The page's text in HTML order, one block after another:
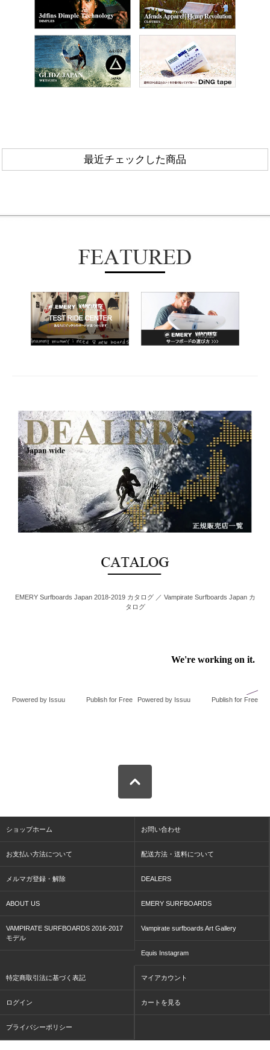
最近チェックした商品
EMERY Surfboards Japan 2018-2019 カタログ ／ Vampirate Surfboards Japan カ
タログ
Powered by Issuu Publish for Free Powered by Issuu Publish for Free
ショップホーム お問い合わせ
お支払い方法について 配送方法・送料について
メルマガ登録・解除 DEALERS
ABOUT US EMERY SURFBOARDS
VAMPIRATE SURFBOARDS 2016-2017
モデル
Vampirate surfboards Art Gallery
Equis Instagram
特定商取引法に基づく表記 マイアカウント
ログイン カートを見る
プライバシーポリシー